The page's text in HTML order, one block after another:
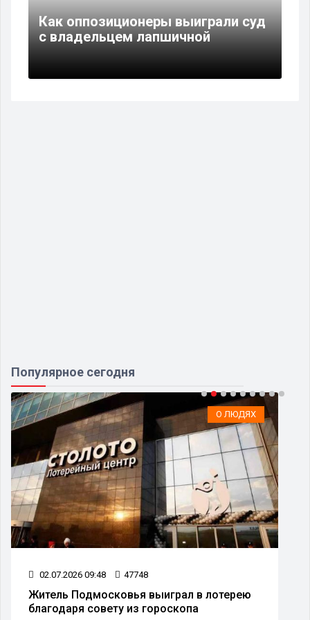
Как оппозиционеры выиграли суд
с владельцем лапшичной
Популярное сегодня
О ЛЮДЯХ
02.07.2026 09:48 47748
Житель Подмосковья выиграл в лотерею
благодаря совету из гороскопа